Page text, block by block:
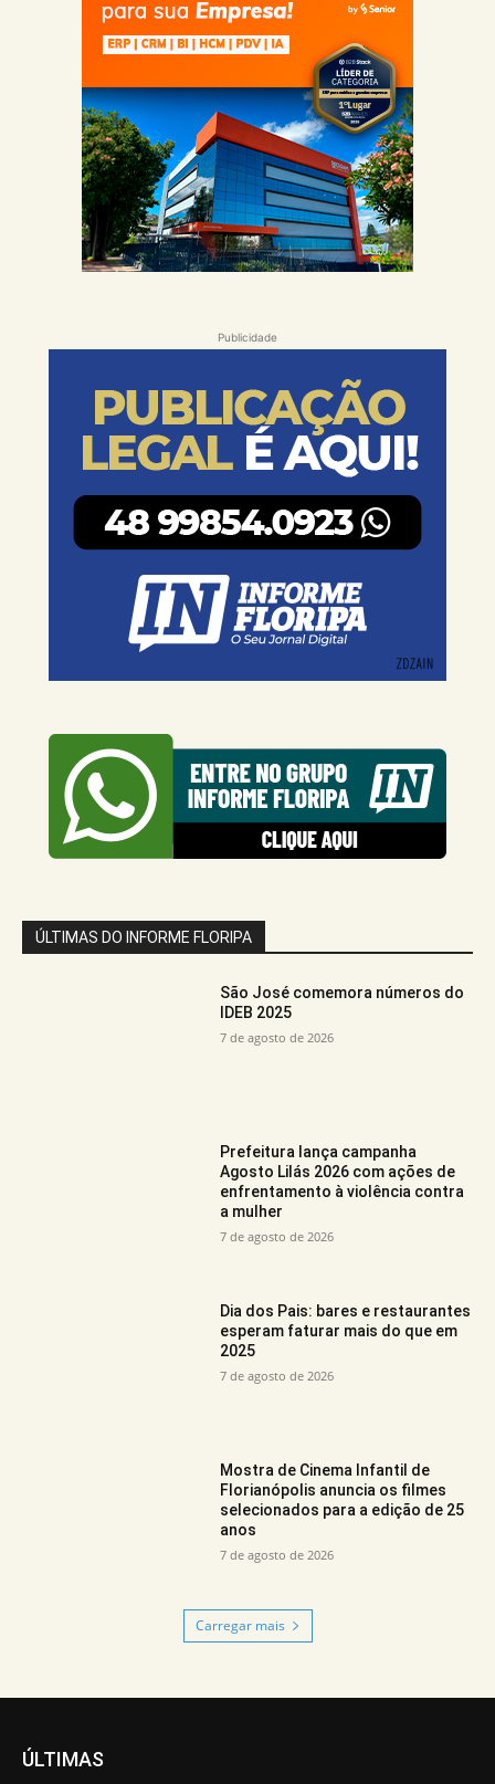
Publicidade
ÚLTIMAS DO INFORME FLORIPA
São José comemora números do
IDEB 2025
7 de agosto de 2026
Prefeitura lança campanha
Agosto Lilás 2026 com ações de
enfrentamento à violência contra
a mulher
7 de agosto de 2026
Dia dos Pais: bares e restaurantes
esperam faturar mais do que em
2025
7 de agosto de 2026
Mostra de Cinema Infantil de
Florianópolis anuncia os filmes
selecionados para a edição de 25
anos
7 de agosto de 2026
Carregar mais
ÚLTIMAS